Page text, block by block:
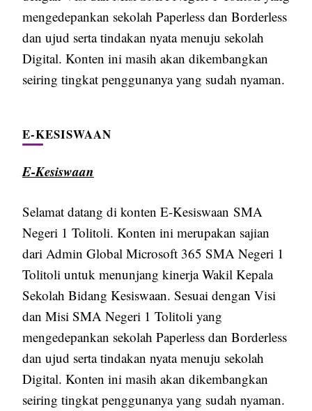
mengedepankan sekolah Paperless dan Borderless
dan ujud serta tindakan nyata menuju sekolah
Digital. Konten ini masih akan dikembangkan
seiring tingkat penggunanya yang sudah nyaman.
E-KESISWAAN
E-Kesiswaan
Selamat datang di konten E-Kesiswaan SMA
Negeri 1 Tolitoli. Konten ini merupakan sajian
dari Admin Global Microsoft 365 SMA Negeri 1
Tolitoli untuk menunjang kinerja Wakil Kepala
Sekolah Bidang Kesiswaan. Sesuai dengan Visi
dan Misi SMA Negeri 1 Tolitoli yang
mengedepankan sekolah Paperless dan Borderless
dan ujud serta tindakan nyata menuju sekolah
Digital. Konten ini masih akan dikembangkan
seiring tingkat penggunanya yang sudah nyaman.